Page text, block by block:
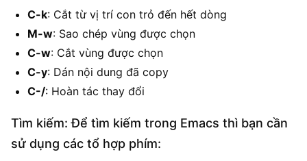
C-k: Cắt từ vị trí con trỏ đến hết dòng
M-w: Sao chép vùng được chọn
C-w: Cắt vùng được chọn
C-y: Dán nội dung đã copy
C-/: Hoàn tác thay đổi
Tìm kiếm: Để tìm kiếm trong Emacs thì bạn cần
sử dụng các tổ hợp phím: